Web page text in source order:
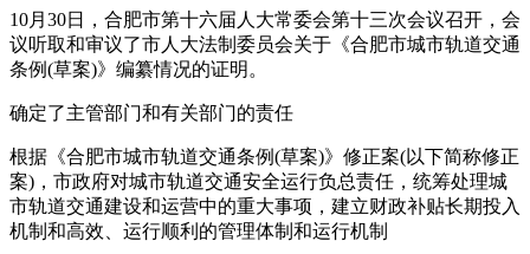
10月30日，合肥市第十六届人大常委会第十三次会议召开，会
议听取和审议了市人大法制委员会关于《合肥市城市轨道交通
条例(草案)》编纂情况的证明。
确定了主管部门和有关部门的责任
根据《合肥市城市轨道交通条例(草案)》修正案(以下简称修正
案)，市政府对城市轨道交通安全运行负总责任，统筹处理城
市轨道交通建设和运营中的重大事项，建立财政补贴长期投入
机制和高效、运行顺利的管理体制和运行机制